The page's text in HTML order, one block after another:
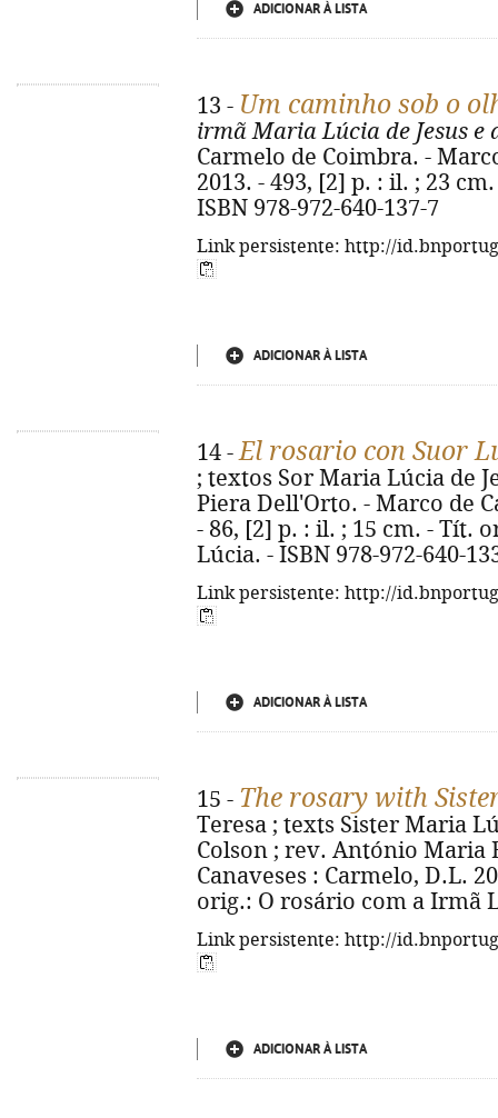
ADICIONAR À LISTA
13 - Um caminho sob o
irmã Maria Lúcia de Jesus e
Carmelo de Coimbra. -
2013. - 493, [2] p. : il. ; 23
ISBN 978-972-640-137-7
Link persistente: http://
ADICIONAR À LISTA
14 -El rosario con Suor
; textos Sor Maria Lúcia de
Piera Dell'Orto. - Marco de
- 86, [2] p. : il. ; 15 cm. - Tít.
Lúcia. - ISBN 978-972-640-
Link persistente: http://
ADICIONAR À LISTA
15 - The rosary with
Teresa ; texts Sister Maria
Colson ; rev. António Maria
Canaveses : Carmelo, D.L.
orig.: O rosário com a Irmã
Link persistente: http://
ADICIONAR À LISTA